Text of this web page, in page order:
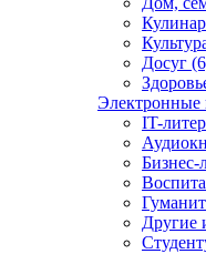
Досуг
Электронные
IT-
Бизнес-
Другие